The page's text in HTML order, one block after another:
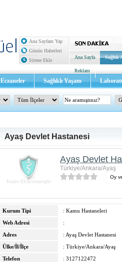
Ana Sayfam Yap
Günün Haberleri
Sitene Ekle
Ana Sayfa Sağlık
Reklam
Eczaneler Sağlıklı Yaşam
Ayaş Devlet Hastanesi
Ayaş Devlet
Türkiye/Ankara/Ayaş
Oy
Kurum Tipi
: Kamu Hastaneleri
Web Adresi
:
Adres
: Ayaş Devlet Hastanesi
Ülke/İl/İlçe
: Türkiye/Ankara/Ayaş
Telefon
: 3127122472